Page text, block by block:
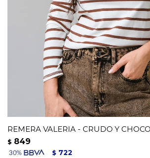
REMERA VALERIA - CRUDO Y
$ 849
$ 722